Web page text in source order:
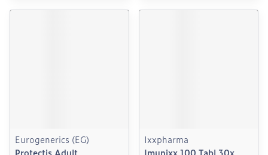
Eurogenerics (EG)
Protectis Adult
Ixxpharma
Imunixx 100 Tabl 30x